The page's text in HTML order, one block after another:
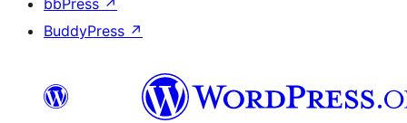
bbPress ↗
BuddyPress ↗